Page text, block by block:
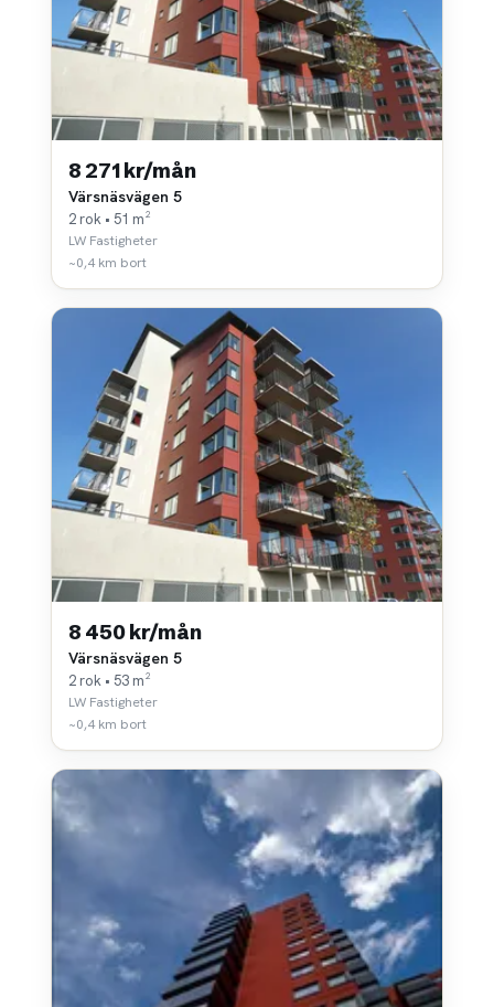
8 271 kr/mån
Värsnäsvägen 5
2 rok • 51 m²
LW Fastigheter
~0,4 km bort
8 450 kr/mån
Värsnäsvägen 5
2 rok • 53 m²
LW Fastigheter
~0,4 km bort